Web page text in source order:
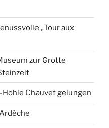
„Tour aux
zur Grotte
Chauvet gelungen